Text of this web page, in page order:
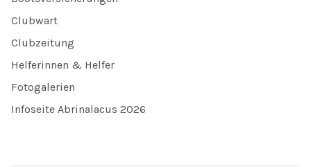
Clubwart
Clubzeitung
Helferinnen & Helfer
Fotogalerien
Infoseite Abrinalacus 2026